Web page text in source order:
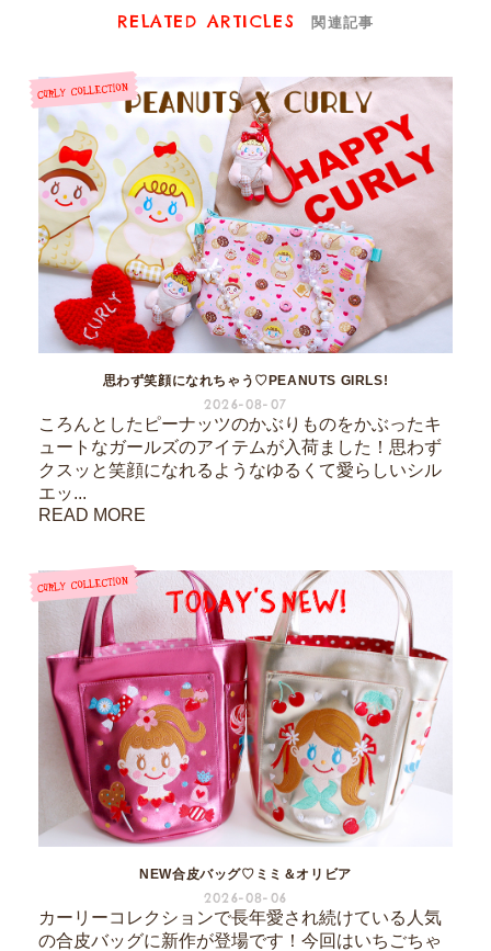
RELATED ARTICLES 関連記事
思わず笑顔になれちゃう♡PEANUTS GIRLS!
2026-08-07
ころんとしたピーナッツのかぶりものをかぶったキ
ュートなガールズのアイテムが入荷ました！思わず
クスッと笑顔になれるようなゆるくて愛らしいシル
エッ...
READ MORE
NEW合皮バッグ♡ミミ＆オリビア
2026-08-06
カーリーコレクションで長年愛され続けている人気
の合皮バッグに新作が登場です！今回はいちごちゃ